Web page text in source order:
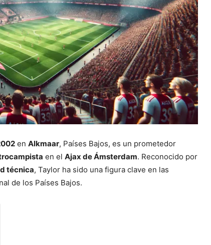
en Alkmaar, Países Bajos, es un prometedor
en el Ajax de Ámsterdam. Reconocido por
técnica, Taylor ha sido una figura clave en las
de los Países Bajos.